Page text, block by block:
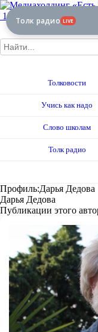
12+
Толковости
Учись как надо
Слово школам
Толк радио
Профиль:Дарья Дедова
Дарья Дедова
Публикации этого
Толк радио LIVE